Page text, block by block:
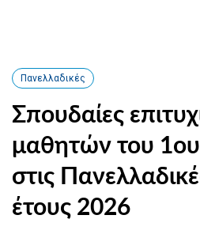
Πανελλαδικές
Σπουδαίες
μαθητών του
στις
έτους 2026